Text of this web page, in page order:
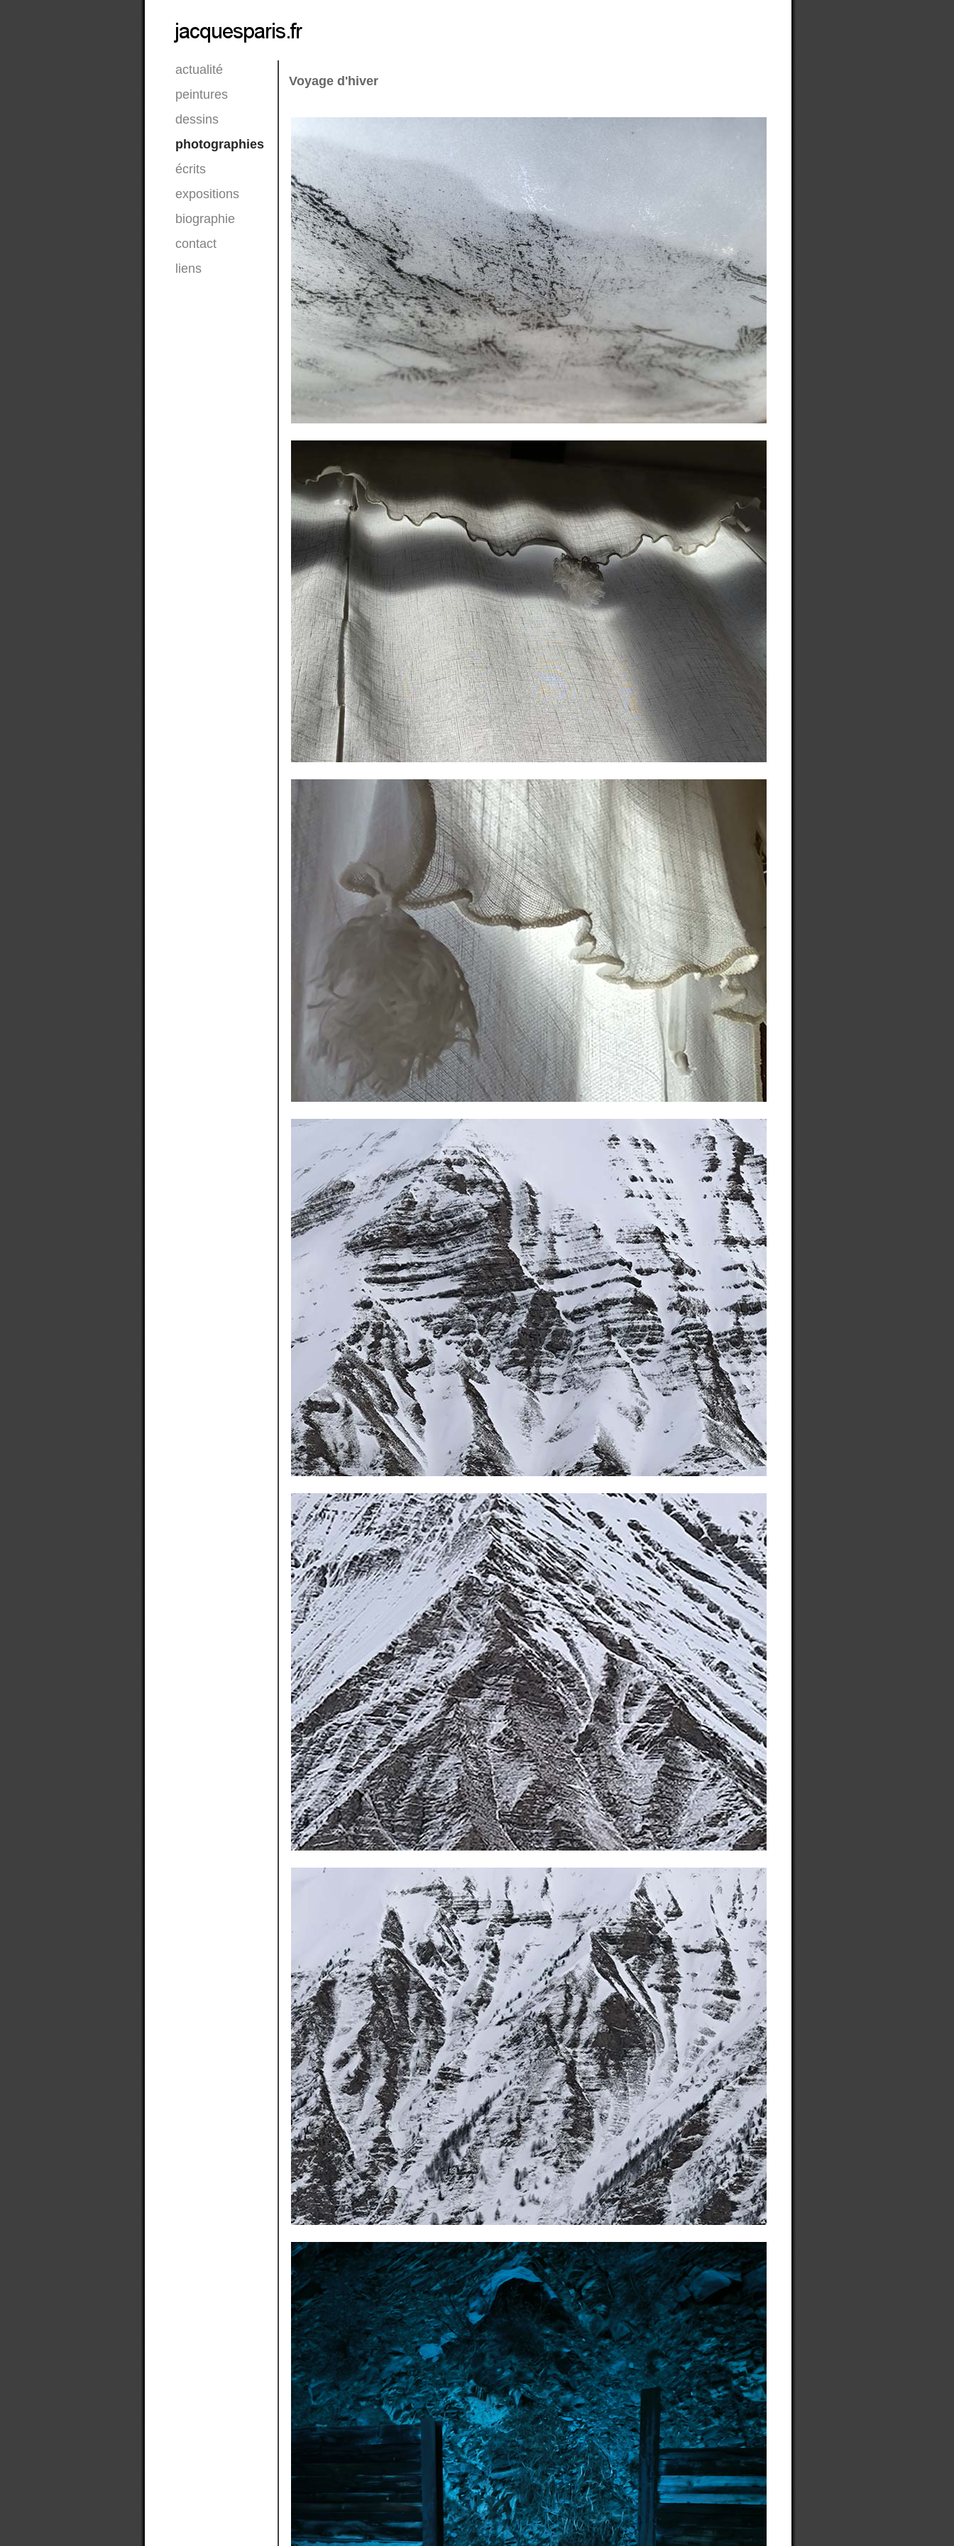
actualité
peintures
dessins
photographies
écrits
expositions
biographie
contact
liens
Voyage d'hiver